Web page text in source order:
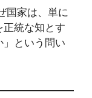
国家は、単に
統な知とす
」という問い